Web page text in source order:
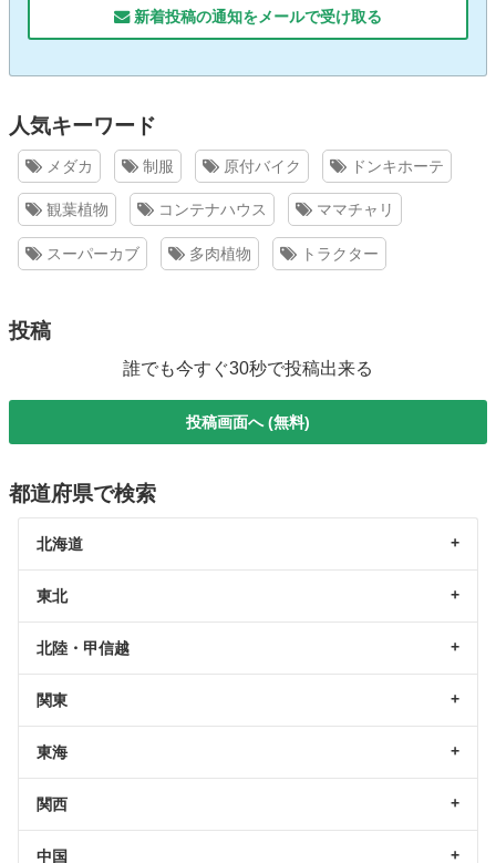
新着投稿の通知をメールで受け取る
人気キーワード
メダカ 制服 原付バイク ドンキホーテ
観葉植物 コンテナハウス ママチャリ
スーパーカブ 多肉植物 トラクター
投稿
誰でも今すぐ30秒で投稿出来る
投稿画面へ (無料)
都道府県で検索
北海道
東北
北陸・甲信越
関東
東海
関西
中国